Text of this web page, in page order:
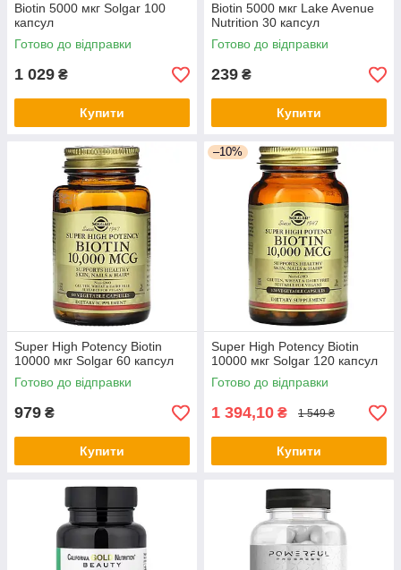
Biotin 5000 мкг Solgar 100
капсул
Готово до відправки
1 029 ₴
Купити
Biotin 5000 мкг Lake Avenue
Nutrition 30 капсул
Готово до відправки
239 ₴
Купити
Super High Potency Biotin
10000 мкг Solgar 60 капсул
Готово до відправки
979 ₴
Купити
–10%
Super High Potency Biotin
10000 мкг Solgar 120 капсул
Готово до відправки
1 394,10 ₴ 1 549 ₴
Купити